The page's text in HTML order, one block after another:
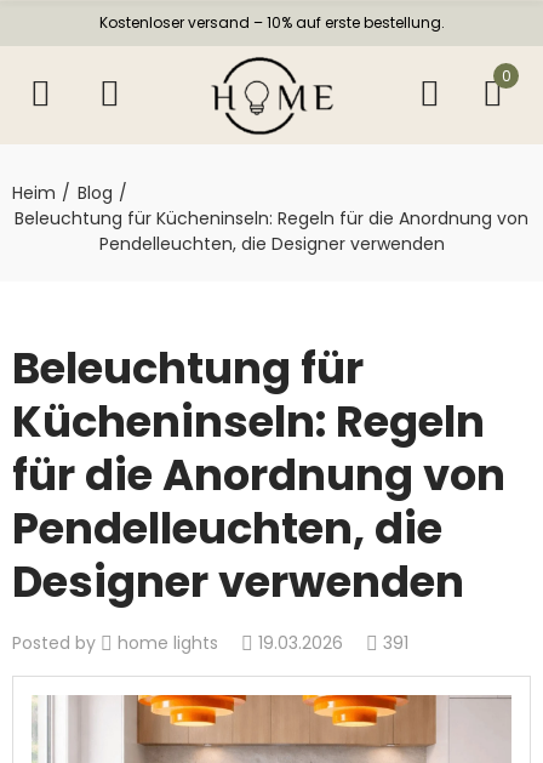
Kostenloser versand – 10% auf erste bestellung.
0
Heim
Blog
Beleuchtung für Kücheninseln: Regeln für die Anordnung von
Pendelleuchten, die Designer verwenden
Beleuchtung für
Kücheninseln: Regeln
für die Anordnung von
Pendelleuchten, die
Designer verwenden
Posted by home lights 19.03.2026 391